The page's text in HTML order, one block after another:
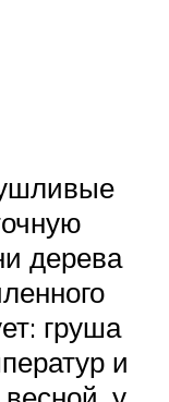
дерева
груша
и